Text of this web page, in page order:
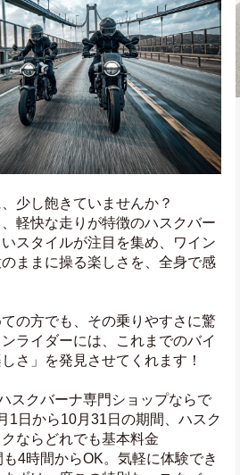
少し飽きていませんか？
軽快な走りが特徴のハスクバー
スタイルが注目を集め、ワイン
ままに操る楽しさを、全身で感
の方でも、その乗りやすさに驚
ライダーには、これまでのバイ
さ」を発見させてくれます！
スクバーナ専門ショップならで
1日から10月31日の期間、ハスク
ならどれでも基本料金
4時間からOK。気軽に体験でき